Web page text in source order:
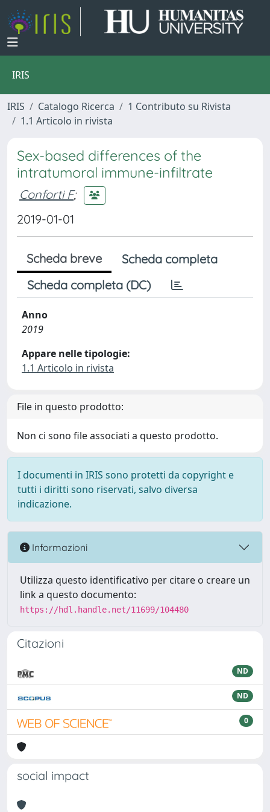
IRIS
IRIS Catalogo Ricerca
1 Contributo su Rivista
1.1 Articolo in rivista
Sex-based differences of the
intratumoral immune-infiltrate
Conforti F;
2019-01-01
Scheda breve
Scheda completa
Scheda completa (DC)
Anno
2019
Appare nelle tipologie:
1.1 Articolo in rivista
File in questo prodotto:
Non ci sono file associati a questo prodotto.
I documenti in IRIS sono protetti da copyright e
tutti i diritti sono riservati, salvo diversa
indicazione.
Informazioni
Utilizza questo identificativo per citare o creare un
link a questo documento:
https://hdl.handle.net/11699/104480
Citazioni
ND
ND
0
social impact